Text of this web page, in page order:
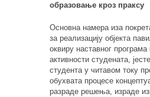
образовање кроз праксу
Основна намера иза
за реализацију објекта
оквиру наставног
активности студената,
студента у читавом току
обухвата процесе
разраде решења, израде